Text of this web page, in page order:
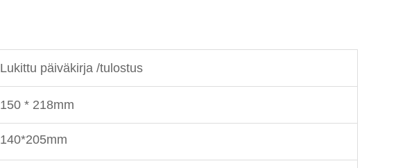
Lukittu päiväkirja /tulostus
150 * 218mm
140*205mm